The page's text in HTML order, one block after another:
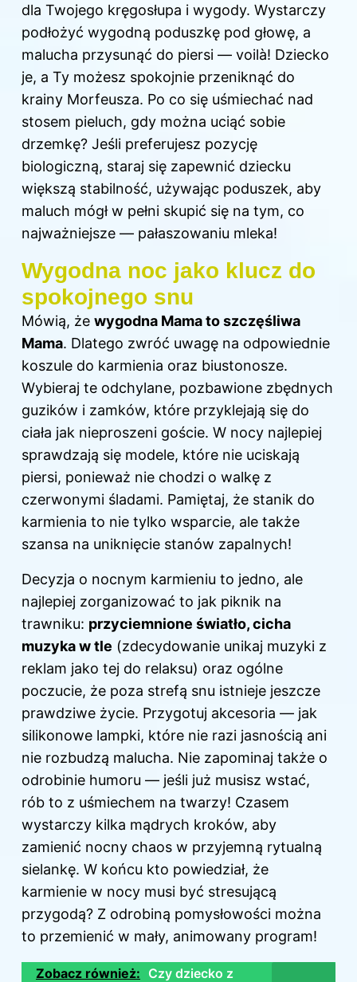
dla Twojego kręgosłupa i wygody. Wystarczy
podłożyć wygodną poduszkę pod głowę, a
malucha przysunąć do piersi — voilà! Dziecko
je, a Ty możesz spokojnie przeniknąć do
krainy Morfeusza. Po co się uśmiechać nad
stosem pieluch, gdy można uciąć sobie
drzemkę? Jeśli preferujesz pozycję
biologiczną, staraj się zapewnić dziecku
większą stabilność, używając poduszek, aby
maluch mógł w pełni skupić się na tym, co
najważniejsze — pałaszowaniu mleka!
Wygodna noc jako klucz do
spokojnego snu
Mówią, że wygodna Mama to szczęśliwa
Mama. Dlatego zwróć uwagę na odpowiednie
koszule do karmienia oraz biustonosze.
Wybieraj te odchylane, pozbawione zbędnych
guzików i zamków, które przyklejają się do
ciała jak nieproszeni goście. W nocy najlepiej
sprawdzają się modele, które nie uciskają
piersi, ponieważ nie chodzi o walkę z
czerwonymi śladami. Pamiętaj, że stanik do
karmienia to nie tylko wsparcie, ale także
szansa na uniknięcie stanów zapalnych!
Decyzja o nocnym karmieniu to jedno, ale
najlepiej zorganizować to jak piknik na
trawniku: przyciemnione światło, cicha
muzyka w tle (zdecydowanie unikaj muzyki z
reklam jako tej do relaksu) oraz ogólne
poczucie, że poza strefą snu istnieje jeszcze
prawdziwe życie. Przygotuj akcesoria — jak
silikonowe lampki, które nie razi jasnością ani
nie rozbudzą malucha. Nie zapominaj także o
odrobinie humoru — jeśli już musisz wstać,
rób to z uśmiechem na twarzy! Czasem
wystarczy kilka mądrych kroków, aby
zamienić nocny chaos w przyjemną rytualną
sielankę. W końcu kto powiedział, że
karmienie w nocy musi być stresującą
przygodą? Z odrobiną pomysłowości można
to przemienić w mały, animowany program!
Zobacz również: Czy dziecko z